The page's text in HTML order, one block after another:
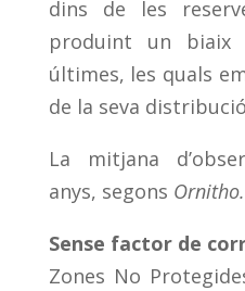
dins de les
produint un biaix
últimes, les quals
de la seva
La mitjana
anys, segons
Sense factor de
Zones No